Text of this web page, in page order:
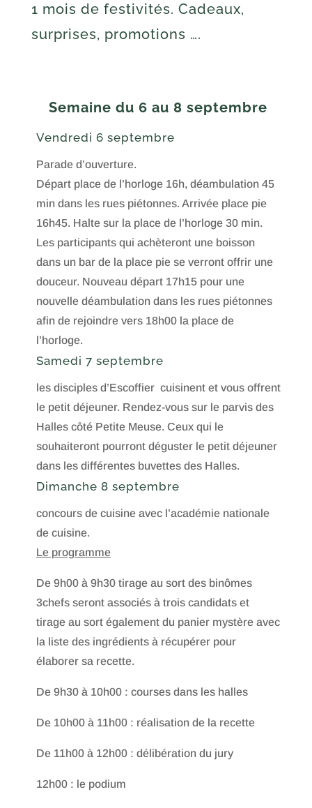
1 mois de festivités. Cadeaux,
surprises, promotions ….
Semaine du 6 au 8 septembre
Vendredi 6 septembre
Parade d’ouverture.
Départ place de l’horloge 16h, déambulation 45
min dans les rues piétonnes. Arrivée place pie
16h45. Halte sur la place de l’horloge 30 min.
Les participants qui achèteront une boisson
dans un bar de la place pie se verront offrir une
douceur. Nouveau départ 17h15 pour une
nouvelle déambulation dans les rues piétonnes
afin de rejoindre vers 18h00 la place de
l’horloge.
Samedi 7 septembre
les disciples d’Escoffier cuisinent et vous offrent
le petit déjeuner. Rendez-vous sur le parvis des
Halles côté Petite Meuse. Ceux qui le
souhaiteront pourront déguster le petit déjeuner
dans les différentes buvettes des Halles.
Dimanche 8 septembre
concours de cuisine avec l’académie nationale
de cuisine.
Le programme
De 9h00 à 9h30 tirage au sort des binômes
3chefs seront associés à trois candidats et
tirage au sort également du panier mystère avec
la liste des ingrédients à récupérer pour
élaborer sa recette.
De 9h30 à 10h00 : courses dans les halles
De 10h00 à 11h00 : réalisation de la recette
De 11h00 à 12h00 : délibération du jury
12h00 : le podium